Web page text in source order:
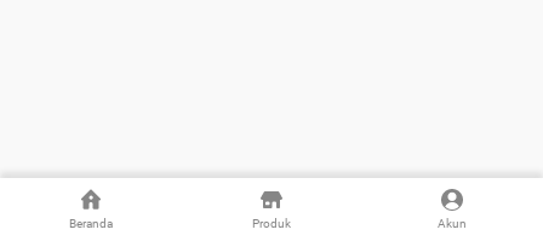
Beranda Produk Akun